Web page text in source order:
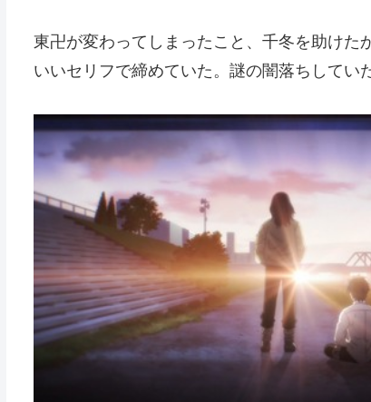
東卍が変わってしまったこと、千冬を助けた
いいセリフで締めていた。謎の闇落ちしてい